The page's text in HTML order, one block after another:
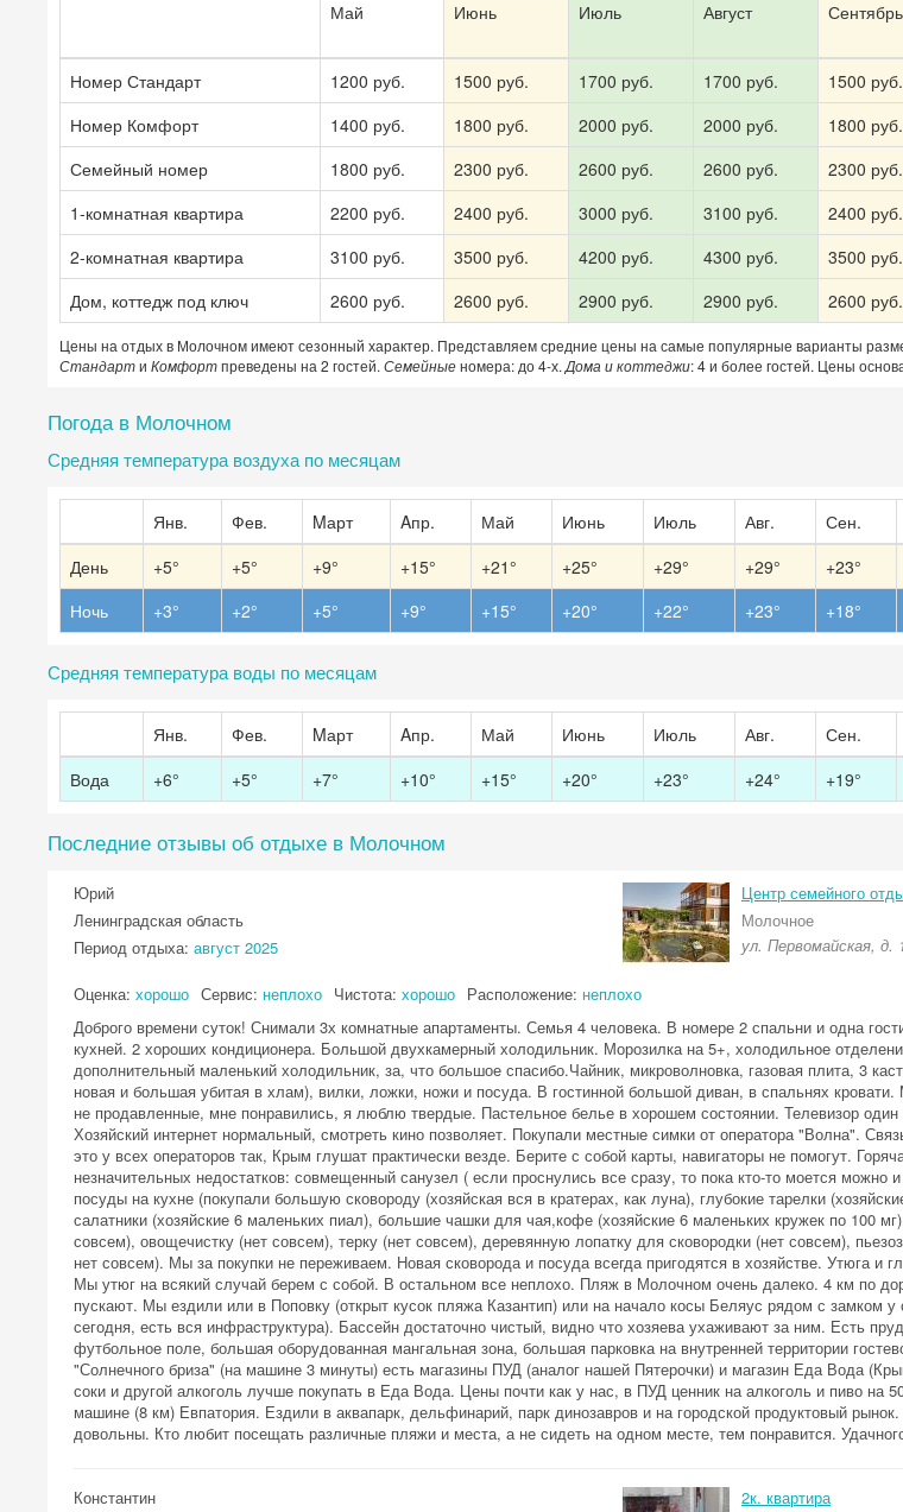
Май Июнь Июль Август Сентябрь
Номер Стандарт
1200 руб. 1500 руб. 1700 руб. 1700 руб. 1500 руб.
Номер Комфорт
1400 руб. 1800 руб. 2000 руб. 2000 руб. 1800 руб.
Семейный номер
1800 руб. 2300 руб. 2600 руб. 2600 руб. 2300 руб.
1-комнатная квартира
2200 руб. 2400 руб. 3000 руб. 3100 руб. 2400 руб.
2-комнатная квартира
3100 руб. 3500 руб. 4200 руб. 4300 руб. 3500 руб.
Дом, коттедж под ключ
2600 руб. 2600 руб. 2900 руб. 2900 руб. 2600 руб.
Цены на отдых в Молочном имеют сезонный характер. Представляем средние цены на самые популярные варианты
Стандарти Комфортпреведены на 2 гостей. Семейныеномера: до 4-х. Дома и коттеджи: 4 и более гостей. Цены
Погода в Молочном
Средняя температура воздуха по месяцам
Янв. Фев. Mарт Aпр. Май Июнь Июль Авг. Сен.
День
+5° +5° +9° +15° +21° +25° +29° +29° +23°
Ночь
+3° +2° +5° +9° +15° +20° +22° +23° +18°
Средняя температура воды по месяцам
Янв. Фев. Mарт Aпр. Май Июнь Июль Авг. Сен.
Вода
+6° +5° +7° +10° +15° +20° +23° +24° +19°
Последние отзывы об отдыхе в Молочном
Юрий
Ленинградская область
Период отдыха: август 2025
Центр семейного
Молочное
ул. Первомайская, д.
Оценка: хорошо Сервис: неплохо Чистота: хорошо Расположение: неплохо
Доброго времени суток! Снимали 3х комнатные апартаменты. Семья 4 человека. В номере 2 спальни и одна
кухней. 2 хороших кондиционера. Большой двухкамерный холодильник. Морозилка на 5+, холодильное
дополнительный маленький холодильник, за, что большое спасибо.Чайник, микроволновка, газовая плита, 3
новая и большая убитая в хлам), вилки, ложки, ножи и посуда. В гостинной большой диван, в спальнях
не продавленные, мне понравились, я люблю твердые. Пастельное белье в хорошем состоянии. Телевизор один
Хозяйский интернет нормальный, смотреть кино позволяет. Покупали местные симки от оператора "Волна".
это у всех операторов так, Крым глушат практически везде. Берите с собой карты, навигаторы не помогут.
незначительных недостатков: совмещенный санузел ( если проснулись все сразу, то пока кто-то моется можно
посуды на кухне (покупали большую сковороду (хозяйская вся в кратерах, как луна), глубокие тарелки
салатники (хозяйские 6 маленьких пиал), большие чашки для чая,кофе (хозяйские 6 маленьких кружек по 100
совсем), овощечистку (нет совсем), терку (нет совсем), деревянную лопатку для сковородки (нет совсем),
нет совсем). Мы за покупки не переживаем. Новая сковорода и посуда всегда пригодятся в хозяйстве. Утюга и
Мы утюг на всякий случай берем с собой. В остальном все неплохо. Пляж в Молочном очень далеко. 4 км по
пускают. Мы ездили или в Поповку (открыт кусок пляжа Казантип) или на начало косы Беляус рядом с замком
сегодня, есть вся инфраструктура). Бассейн достаточно чистый, видно что хозяева ухаживают за ним. Есть
футбольное поле, большая оборудованная мангальная зона, большая парковка на внутренней территории
"Солнечного бриза" (на машине 3 минуты) есть магазины ПУД (аналог нашей Пятерочки) и магазин Еда Вода
соки и другой алкоголь лучше покупать в Еда Вода. Цены почти как у нас, в ПУД ценник на алкоголь и пиво на
машине (8 км) Евпатория. Ездили в аквапарк, дельфинарий, парк динозавров и на городской продуктовый
довольны. Кто любит посещать различные пляжи и места, а не сидеть на одном месте, тем понравится.
Константин 2к. квартира